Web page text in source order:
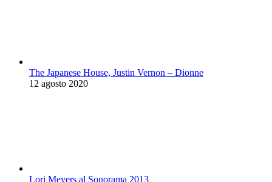
The Japanese House, Justin Vernon – Dionne
12 agosto 2020
Lori Meyers al Sonorama 2013